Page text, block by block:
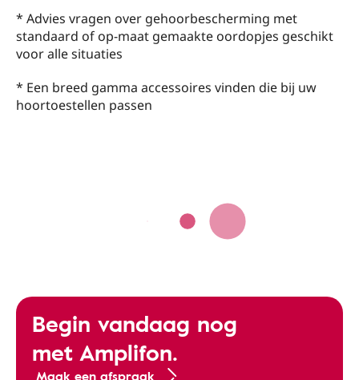
* Advies vragen over gehoorbescherming met
standaard of op-maat gemaakte oordopjes geschikt
voor alle situaties
* Een breed gamma accessoires vinden die bij uw
hoortoestellen passen
Begin vandaag nog
met Amplifon.